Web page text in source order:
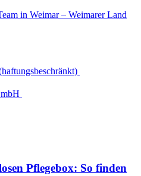
in Weimar – Weimarer Land
Pflegebox: So finden